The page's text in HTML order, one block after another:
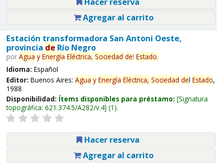
Agregar al carrito
Estación transformadora San Antoni Oeste,
provincia deRío Negro
por Agua y Energía Eléctrica, Sociedad del Estado.
Idioma: Español
Editor: Buenos Aires: Agua y Energía Eléctrica, Sociedad del Estado,
1988
Disponibilidad: Ítems disponibles para préstamo: Signatura
topográfica: 621.374.5/A282/v.4 (1).
Hacer reserva
Agregar al carrito